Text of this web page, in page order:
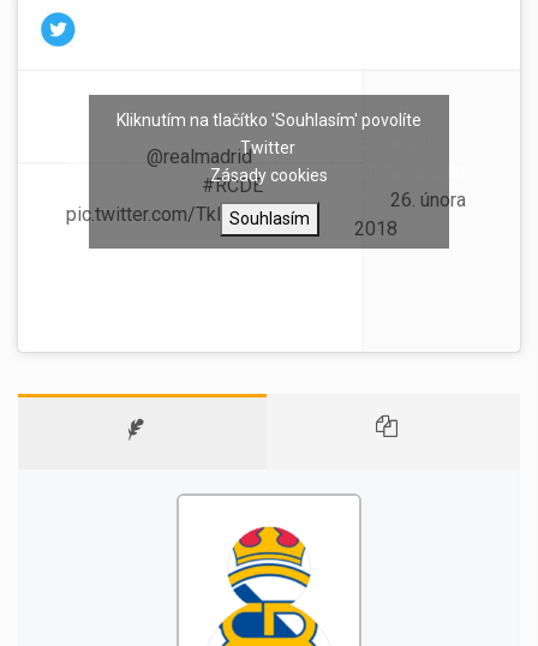
Ja tenim la convocatòria per jugar
@realmadrid! Quin seria
#RCDE
pic.twitter.com/TkEZ8giBRD
— RCD
26. února
2018
Kliknutím na tlačítko 'Souhlasím' povolíte
Twitter
Zásady cookies
Souhlasím